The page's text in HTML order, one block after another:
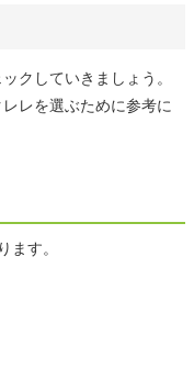
クしていきましょう。
レを選ぶために参考に
ます。